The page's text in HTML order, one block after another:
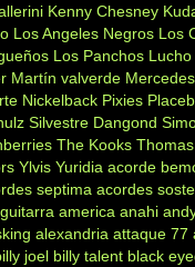
Kenny Chesney
Los Angeles Negros Los
Los Panchos
Martín valverde
Nickelback Pixies
Silvestre Dangond
The Kooks
Ylvis Yuridia acorde
septima acordes
america anahi
alexandria attaque 77
joel billy talent black